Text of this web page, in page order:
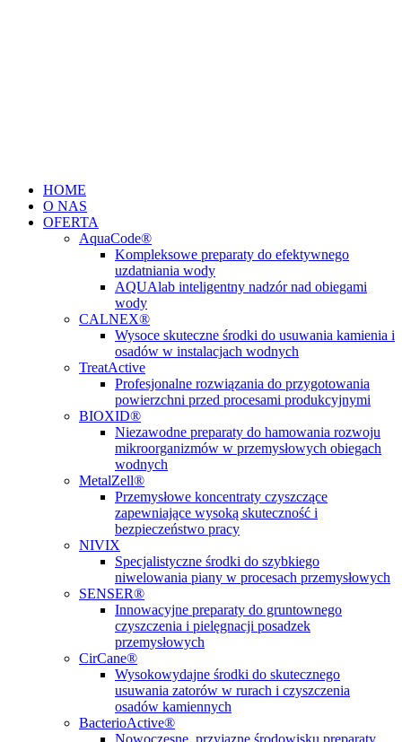
HOME
O NAS
OFERTA
AquaCode®
Kompleksowe preparaty do efektywnego
uzdatniania wody
AQUAlab inteligentny nadzór nad obiegami
wody
CALNEX®
Wysoce skuteczne środki do usuwania kamienia i
osadów w instalacjach wodnych
TreatActive
Profesjonalne rozwiązania do przygotowania
powierzchni przed procesami produkcyjnymi
BIOXID®
Niezawodne preparaty do hamowania rozwoju
mikroorganizmów w przemysłowych obiegach
wodnych
MetalZell®
Przemysłowe koncentraty czyszczące
zapewniające wysoką skuteczność i
bezpieczeństwo pracy
NIVIX
Specjalistyczne środki do szybkiego
niwelowania piany w procesach przemysłowych
SENSER®
Innowacyjne preparaty do gruntownego
czyszczenia i pielęgnacji posadzek
przemysłowych
CirCane®
Wysokowydajne środki do skutecznego
usuwania zatorów w rurach i czyszczenia
osadów kamiennych
BacterioActive®
Nowoczesne, przyjazne środowisku preparaty